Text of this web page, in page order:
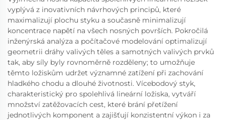
vyplývá z inovativních návrhových principů, které
maximalizují plochu styku a současně minimalizují
koncentrace napětí na všech nosných površích. Pokročilá
inženýrská analýza a počítačové modelování optimalizují
geometrii dráhy valivých těles a samotných valivých prvků
tak, aby síly byly rovnoměrně rozděleny; to umožňuje
těmto ložiskům udržet významné zatížení při zachování
hladkého chodu a dlouhé životnosti. Vícebodový styk,
charakteristický pro spolehlivá lineární ložiska, vytváří
množství zatěžovacích cest, které brání přetížení
jednotlivých komponent a zajišťují konzistentní výkon i za